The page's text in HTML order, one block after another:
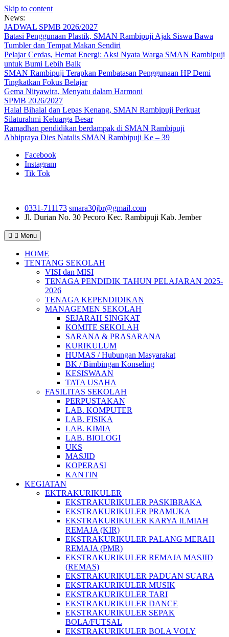
Skip to content
News:
JADWAL SPMB 2026/2027
Batasi Penggunaan Plastik, SMAN Rambipuji Ajak Siswa Bawa
Tumbler dan Tempat Makan Sendiri
Pelajar Cerdas, Hemat Energi: Aksi Nyata Warga SMAN Rambipuji
untuk Bumi Lebih Baik
SMAN Rambipuji Terapkan Pembatasan Penggunaan HP Demi
Tingkatkan Fokus Belajar
Gema Nityawira, Menyatu dalam Harmoni
SPMB 2026/2027
Halal Bihalal dan Lepas Kenang, SMAN Rambipuji Perkuat
Silaturahmi Keluarga Besar
Ramadhan pendidikan berdampak di SMAN Rambipuji
Abhipraya Dies Natalis SMAN Rambipuji Ke – 39
Facebook
Instagram
Tik Tok
0331-711173 smara30jbr@gmail.com
Jl. Durian No. 30 Pecoro Kec. Rambipuji Kab. Jember
Menu
HOME
TENTANG SEKOLAH
VISI dan MISI
TENAGA PENDIDIK TAHUN PELAJARAN 2025-
2026
TENAGA KEPENDIDIKAN
MANAGEMEN SEKOLAH
SEJARAH SINGKAT
KOMITE SEKOLAH
SARANA & PRASARANA
KURIKULUM
HUMAS / Hubungan Masyarakat
BK / Bimbingan Konseling
KESISWAAN
TATA USAHA
FASILITAS SEKOLAH
PERPUSTAKAN
LAB. KOMPUTER
LAB. FISIKA
LAB. KIMIA
LAB. BIOLOGI
UKS
MASJID
KOPERASI
KANTIN
KEGIATAN
EKTRAKURIKULER
EKSTRAKURIKULER PASKIBRAKA
EKSTRAKURIKULER PRAMUKA
EKSTRAKURIKULER KARYA ILMIAH
REMAJA (KIR)
EKSTRAKURIKULER PALANG MERAH
REMAJA (PMR)
EKSTRAKURIKULER REMAJA MASJID
(REMAS)
EKSTRAKURIKULER PADUAN SUARA
EKSTRAKURIKULER MUSIK
EKSTRAKURIKULER TARI
EKSTRAKURIKULER DANCE
EKSTRAKURIKULER SEPAK
BOLA/FUTSAL
EKSTRAKURIKULER BOLA VOLY